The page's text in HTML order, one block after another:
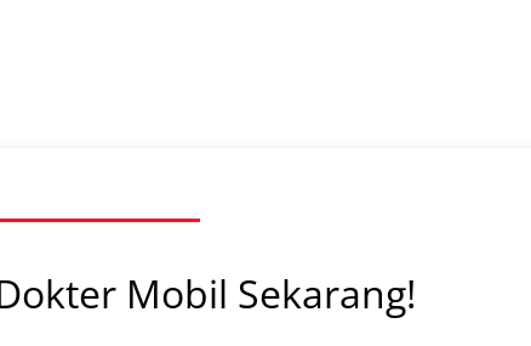
Mobil Sekarang!